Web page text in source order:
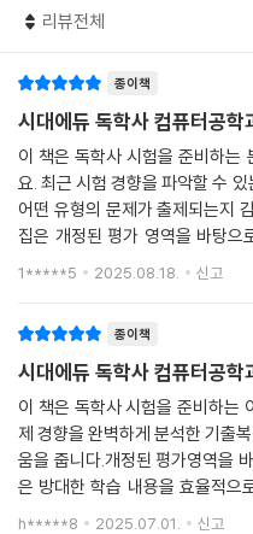
리뷰전체
종이책
시대에듀 독학사 컴퓨터공학
이 책은 독학사 시험을 준비하는
요. 최근 시험 경향을 파악할 수
어떤 유형의 문제가 출제되는지
집은 개정된 평가 영역을 바탕으
요. 방대한 내용을 한눈에 파악하
1*****5 2025.08.18. 신고
종이책
시대에듀 독학사 컴퓨터공학
이 책은 독학사 시험을 준비하는
제 경향을 완벽하게 분석한 기출
움을 줍니다.개정된 평가영역을
은 방대한 학습 내용을 효율적으
고사를 통해 실전 감각을 익히고,
h*****8 2025.07.01. 신고